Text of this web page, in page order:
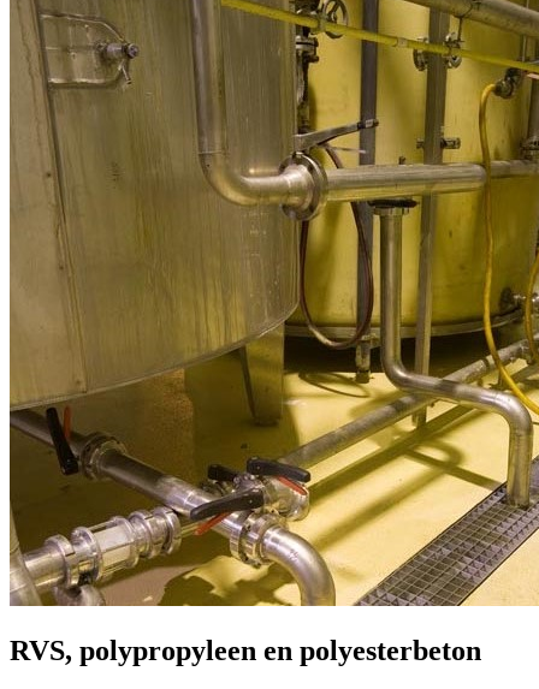
RVS, polypropyleen en polyesterbeton